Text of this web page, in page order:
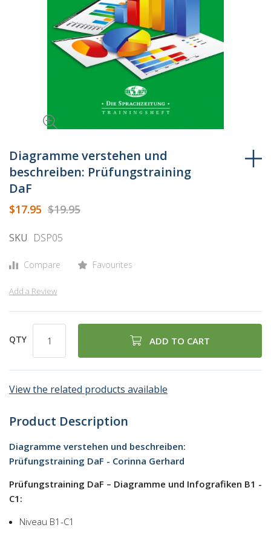
to
the
beginning
of
the
gallery
Diagramme verstehen und
beschreiben: Prüfungstraining
DaF
$17.95 $19.95
SKU DSP05
Compare Favourites
Add a Review
QTY ADD TO CART
View the related products available
Product Description
Diagramme verstehen und beschreiben:
Prüfungstraining DaF - Corinna Gerhard
Prüfungstraining DaF – Diagramme und Infografiken B1 -
C1:
Niveau B1-C1